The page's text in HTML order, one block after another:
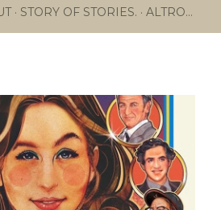
STORY OF STORIES. ALTRO…